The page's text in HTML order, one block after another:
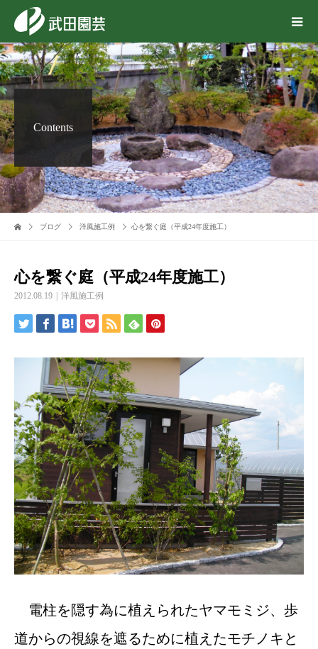
Contents
ブログ 洋風施工例 心を繋ぐ庭（平成24年度施工）
心を繋ぐ庭（平成24年度施工）
2012.08.19 洋風施工例
電柱を隠す為に植えられたヤマモミジ、歩
道からの視線を遮るために植えたモチノキと